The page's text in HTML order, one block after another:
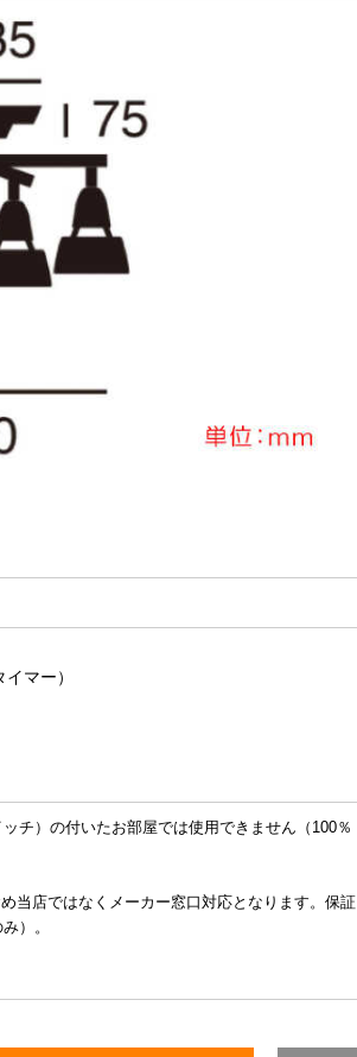
マー）
チ）の付いたお部屋では使用できません（100％
当店ではなくメーカー窓口対応となります。保証
）。